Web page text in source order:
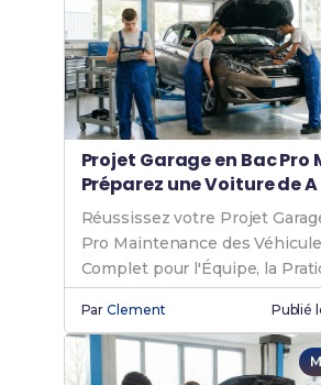
Projet Garage en Bac Pro
Préparez une Voiture de A
Réussissez votre Projet
Pro Maintenance des
Complet pour l'Équipe, la
l'Oral.
ParClement Publié